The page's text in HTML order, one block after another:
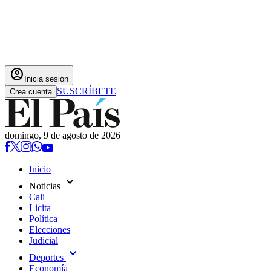
account_circle Inicia sesión
Crea cuenta SUSCRÍBETE
domingo, 9 de agosto de 2026
Inicio
Noticias expand_more
Cali
Licita
Política
Elecciones
Judicial
Deportes expand_more
Economía